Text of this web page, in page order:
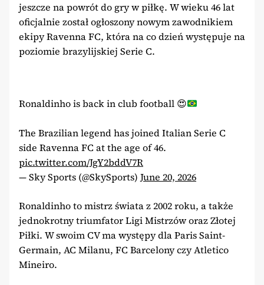
jeszcze na powrót do gry w piłkę. W wieku 46 lat
oficjalnie został ogłoszony nowym zawodnikiem
ekipy Ravenna FC, która na co dzień występuje na
poziomie brazylijskiej Serie C.
Ronaldinho is back in club football 😍
The Brazilian legend has joined Italian Serie C
side Ravenna FC at the age of 46.
pic.twitter.com/JgY2bddV7R
— Sky Sports (@SkySports) June 20, 2026
Ronaldinho to mistrz świata z 2002 roku, a także
jednokrotny triumfator Ligi Mistrzów oraz Złotej
Piłki. W swoim CV ma występy dla Paris Saint-
Germain, AC Milanu, FC Barcelony czy Atletico
Mineiro.